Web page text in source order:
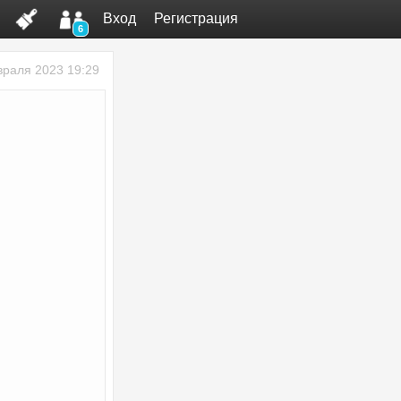
6
Вход Регистрация
2023 19:29